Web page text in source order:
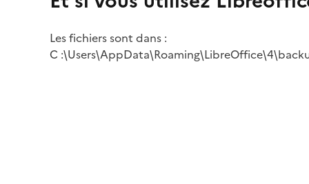
Les fichiers sont dans :
C :\Users